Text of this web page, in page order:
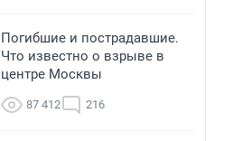
Погибшие и пострадавшие.
Что известно о взрыве в
центре Москвы
87 412 216